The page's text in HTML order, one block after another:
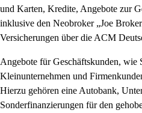
und Karten, Kredite, Angebote zur
inklusive den Neobroker Joe Broker
Versicherungen über die ACM
Angebote für Geschäftskunden, wie
Kleinunternehmen und
Hierzu gehören eine Autobank,
Sonderfinanzierungen für den